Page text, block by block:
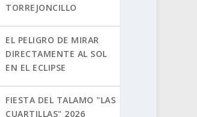
TORREJONCILLO
EL PELIGRO DE MIRAR
DIRECTAMENTE AL SOL
EN EL ECLIPSE
FIESTA DEL TALAMO "LAS
CUARTILLAS" 2026